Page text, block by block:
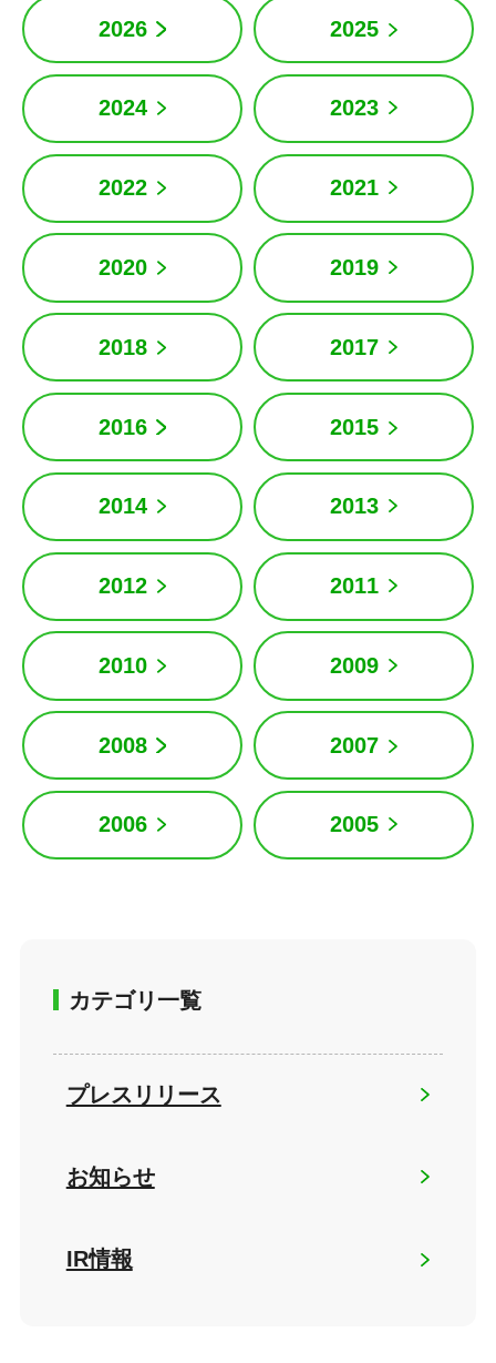
2026 2025
2024 2023
2022 2021
2020 2019
2018 2017
2016 2015
2014 2013
2012 2011
2010 2009
2008 2007
2006 2005
カテゴリ一覧
プレスリリース
お知らせ
IR情報